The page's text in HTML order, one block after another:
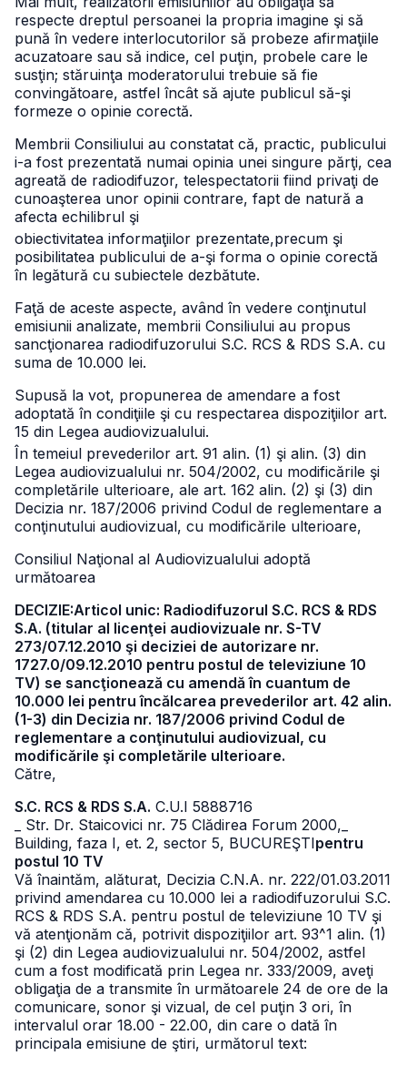
respecte dreptul persoanei la propria imagine şi să
pună în vedere interlocutorilor să probeze afirmaţiile
acuzatoare sau să indice, cel puţin, probele care le
susţin; stăruinţa moderatorului trebuie să fie
convingătoare, astfel încât să ajute publicul să-şi
formeze o opinie corectă.
Membrii Consiliului au constatat că, practic, publicului
i-a fost prezentată numai opinia unei singure părţi, cea
agreată de radiodifuzor, telespectatorii fiind privaţi de
cunoaşterea unor opinii contrare, fapt de natură a
afecta echilibrul şi
obiectivitatea informaţiilor prezentate,precum şi
posibilitatea publicului de a-şi forma o opinie corectă
în legătură cu subiectele dezbătute.
Faţă de aceste aspecte, având în vedere conţinutul
emisiunii analizate, membrii Consiliului au propus
sancţionarea radiodifuzorului S.C. RCS & RDS S.A. cu
suma de 10.000 lei.
Supusă la vot, propunerea de amendare a fost
adoptată în condiţiile şi cu respectarea dispoziţiilor art.
15 din Legea audiovizualului.
În temeiul prevederilor art. 91 alin. (1) şi alin. (3) din
Legea audiovizualului nr. 504/2002, cu modificările şi
completările ulterioare, ale art. 162 alin. (2) şi (3) din
Decizia nr. 187/2006 privind Codul de reglementare a
conţinutului audiovizual, cu modificările ulterioare,
Consiliul Naţional al Audiovizualului adoptă
următoarea
DECIZIE:Articol unic: Radiodifuzorul S.C. RCS & RDS
S.A. (titular al licenţei audiovizuale nr. S-TV
273/07.12.2010 şi deciziei de autorizare nr.
1727.0/09.12.2010 pentru postul de televiziune 10
TV) se sancţionează cu amendă în cuantum de
10.000 lei pentru încălcarea prevederilor art. 42 alin.
(1-3) din Decizia nr. 187/2006 privind Codul de
reglementare a conţinutului audiovizual, cu
modificările şi completările ulterioare.
Către,
S.C. RCS & RDS S.A. C.U.I 5888716
_ Str. Dr. Staicovici nr. 75 Clădirea Forum 2000,
Building, faza I, et. 2, sector 5, BUCUREŞTIpentru
postul 10 TV
Vă înaintăm, alăturat, Decizia C.N.A. nr. 222/01.03.2011
privind amendarea cu 10.000 lei a radiodifuzorului S.C.
RCS & RDS S.A. pentru postul de televiziune 10 TV şi
vă atenţionăm că, potrivit dispoziţiilor art. 93^1 alin. (1)
şi (2) din Legea audiovizualului nr. 504/2002, astfel
cum a fost modificată prin Legea nr. 333/2009, aveţi
obligaţia de a transmite în următoarele 24 de ore de la
comunicare, sonor şi vizual, de cel puţin 3 ori, în
intervalul orar 18.00 - 22.00, din care o dată în
principala emisiune de ştiri, următorul text: